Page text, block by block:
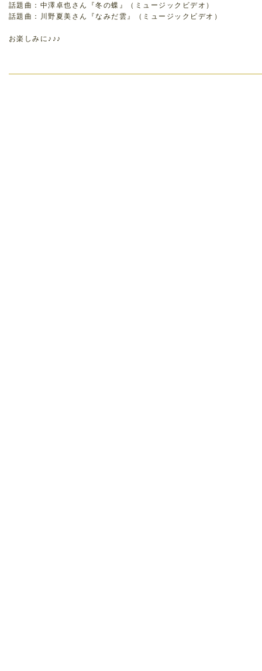
話題曲：中澤卓也さん『冬の蝶』（ミュージックビデオ）
話題曲：川野夏美さん『なみだ雲』（ミュージックビデオ）
お楽しみに♪♪♪